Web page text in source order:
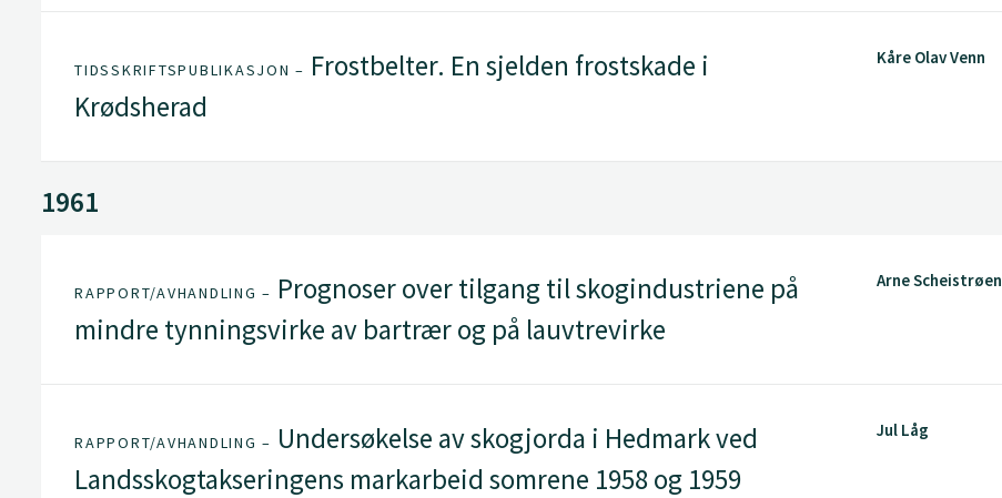
TIDSSKRIFTSPUBLIKASJON – Frostbelter. En sjelden frostskade i
Krødsherad
Kåre Olav Venn
1961
RAPPORT/AVHANDLING – Prognoser over tilgang til skogindustriene på
mindre tynningsvirke av bartrær og på lauvtrevirke
Arne Scheistrøen
RAPPORT/AVHANDLING – Undersøkelse av skogjorda i Hedmark ved
Landsskogtakseringens markarbeid somrene 1958 og 1959
Jul Låg